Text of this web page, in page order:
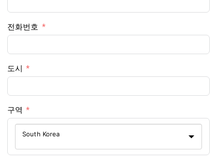
전화번호
도시
구역
South Korea